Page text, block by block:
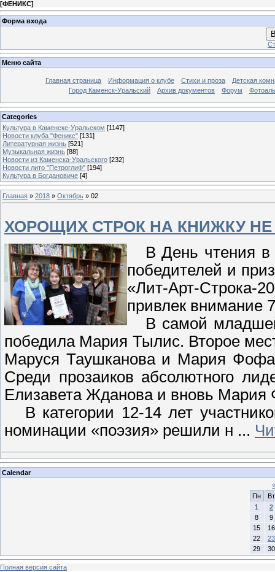
[ФЕНИКС]
Форма входа
Меню сайта
Главная страница Информация о клубе Стихи и проза
Детская
Город Каменск-Уральский
Архив документов Форум
Categories
Культура в Каменске-Уральском [1147]
Новости клуба "Феникс" [131]
Литературная жизнь [521]
Музыкальная жизнь [88]
Новости из Каменска-Уральского [232]
Новости лито "ПетроглиФ" [194]
Культура в Богдановиче [4]
Главная » 2018 » Октябрь » 02
ХОРОЩИХ СТРОК НА КНИЖКУ
В День чтения в
победителей и
«Лит-Арт-Строка-
привлек внимание
В самой младшей
победила Мария Тылис. Второе
Маруся Таушканова и Мария
Среди прозаиков абсолютного
Елизавета Жданова и вновь
В категории 12-14 лет
номинации «поэзия» решили н ...
Calendar
«
Пн
Вт
1
2
8
9
15
16
22
23
29
30
Полная версия сайта